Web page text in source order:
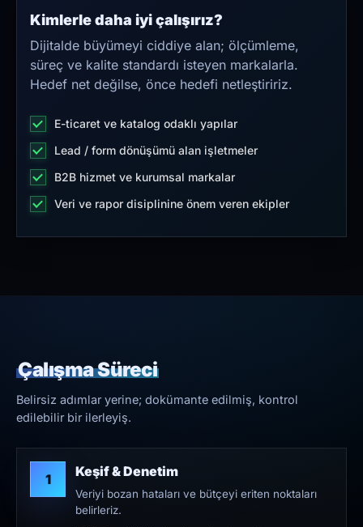
Kimlerle daha iyi çalışırız?
Dijitalde büyümeyi ciddiye alan; ölçümleme,
süreç ve kalite standardı isteyen markalarla.
Hedef net değilse, önce hedefi netleştiririz.
E-ticaret ve katalog odaklı yapılar
Lead / form dönüşümü alan işletmeler
B2B hizmet ve kurumsal markalar
Veri ve rapor disiplinine önem veren ekipler
Çalışma Süreci
Belirsiz adımlar yerine; dokümante edilmiş, kontrol
edilebilir bir ilerleyiş.
1 Keşif & Denetim
Veriyi bozan hataları ve bütçeyi eriten noktaları
belirleriz.